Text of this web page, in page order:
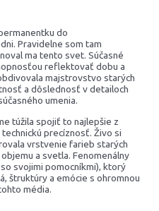
do
Pravidelne som tam
ma tento svet. Súčasné
reflektovať dobu a
majstrovstvo starých
a dôslednosť v detailoch
umenia.
túžila spojiť to najlepšie z
precíznosť. Živo si
vrstvenie farieb starých
a svetla. Fenomenálny
svojimi pomocníkmi), ktorý
štruktúry a emócie s ohromnou
média.